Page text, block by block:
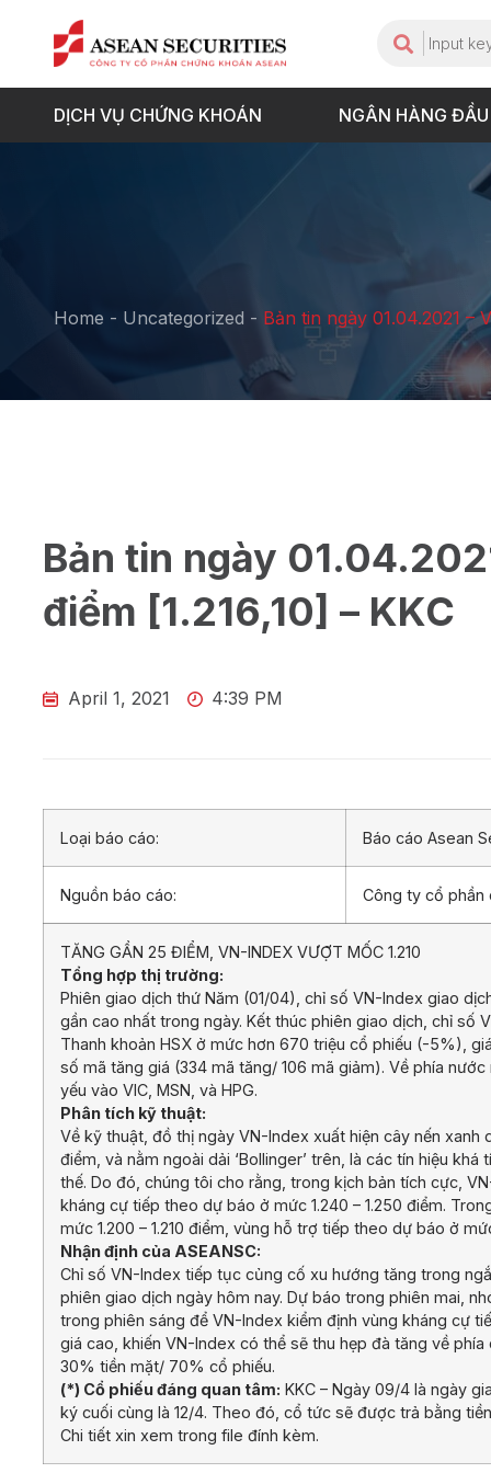
DỊCH VỤ CHỨNG KHOÁN NGÂN HÀNG
Home - Uncategorized - Bản tin ngày 01.04.2021 –
Bản tin ngày
điểm [1.216,10] – KKC
April 1, 2021 4:39 PM
Loại báo cáo: Báo cáo Asean
Nguồn báo cáo: Công ty cổ phần
TĂNG GẦN 25 ĐIỂM, VN-INDEX VƯỢT MỐC 1.210
Tổng hợp thị trường:
Phiên giao dịch thứ Năm (01/04), chỉ số VN-Index giao
gần cao nhất trong ngày. Kết thúc phiên giao dịch, chỉ số
Thanh khoản HSX ở mức hơn 670 triệu cổ phiếu (-5%),
số mã tăng giá (334 mã tăng/ 106 mã giảm). Về phía
yếu vào VIC, MSN, và HPG.
Phân tích kỹ thuật:
Về kỹ thuật, đồ thị ngày VN-Index xuất hiện cây nến xanh
điểm, và nằm ngoài dải ‘Bollinger’ trên, là các tín hiệu
thế. Do đó, chúng tôi cho rằng, trong kịch bản tích cực,
kháng cự tiếp theo dự báo ở mức 1.240 – 1.250 điểm.
mức 1.200 – 1.210 điểm, vùng hỗ trợ tiếp theo dự báo ở mức
Nhận định của ASEANSC:
Chỉ số VN-Index tiếp tục củng cố xu hướng tăng trong
phiên giao dịch ngày hôm nay. Dự báo trong phiên mai,
trong phiên sáng để VN-Index kiểm định vùng kháng cự
giá cao, khiến VN-Index có thể sẽ thu hẹp đà tăng về
30% tiền mặt/ 70% cổ phiếu.
(*) Cổ phiếu đáng quan tâm: KKC – Ngày 09/4 là ngày
ký cuối cùng là 12/4. Theo đó, cổ tức sẽ được trả bằng
Chi tiết xin xem trong file đính kèm.